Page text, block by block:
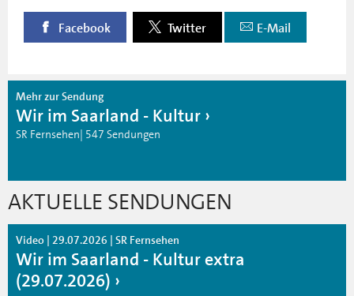
Facebook Twitter E-Mail
Mehr zur Sendung
Wir im Saarland - Kultur
SR Fernsehen| 547 Sendungen
AKTUELLE SENDUNGEN
Video | 29.07.2026 | SR Fernsehen
Wir im Saarland - Kultur extra
(29.07.2026)